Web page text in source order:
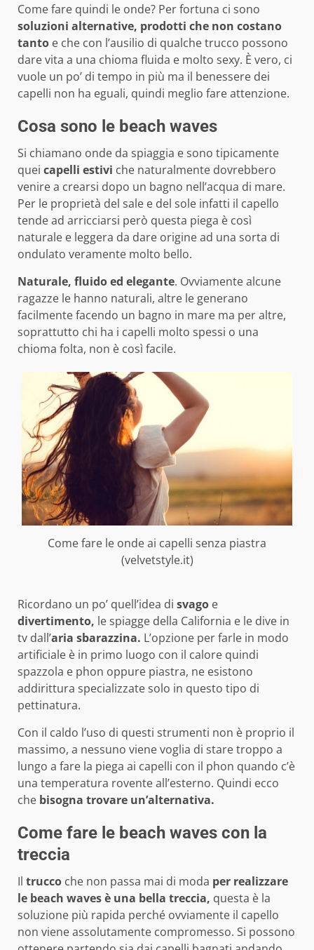
Come fare quindi le onde? Per fortuna ci sono
soluzioni alternative, prodotti che non costano
tanto e che con l’ausilio di qualche trucco possono
dare vita a una chioma fluida e molto sexy. È vero, ci
vuole un po’ di tempo in più ma il benessere dei
capelli non ha eguali, quindi meglio fare attenzione.
Cosa sono le beach waves
Si chiamano onde da spiaggia e sono tipicamente
quei capelli estivi che naturalmente dovrebbero
venire a crearsi dopo un bagno nell’acqua di mare.
Per le proprietà del sale e del sole infatti il capello
tende ad arricciarsi però questa piega è così
naturale e leggera da dare origine ad una sorta di
ondulato veramente molto bello.
Naturale, fluido ed elegante. Ovviamente alcune
ragazze le hanno naturali, altre le generano
facilmente facendo un bagno in mare ma per altre,
soprattutto chi ha i capelli molto spessi o una
chioma folta, non è così facile.
Come fare le onde ai capelli senza piastra
(velvetstyle.it)
Ricordano un po’ quell’idea di svago e
divertimento, le spiagge della California e le dive in
tv dall’aria sbarazzina. L’opzione per farle in modo
artificiale è in primo luogo con il calore quindi
spazzola e phon oppure piastra, ne esistono
addirittura specializzate solo in questo tipo di
pettinatura.
Con il caldo l’uso di questi strumenti non è proprio il
massimo, a nessuno viene voglia di stare troppo a
lungo a fare la piega ai capelli con il phon quando c’è
una temperatura rovente all’esterno. Quindi ecco
che bisogna trovare un’alternativa.
Come fare le beach waves con la
treccia
Il trucco che non passa mai di moda per realizzare
le beach waves è una bella treccia, questa è la
soluzione più rapida perché ovviamente il capello
non viene assolutamente compromesso. Si possono